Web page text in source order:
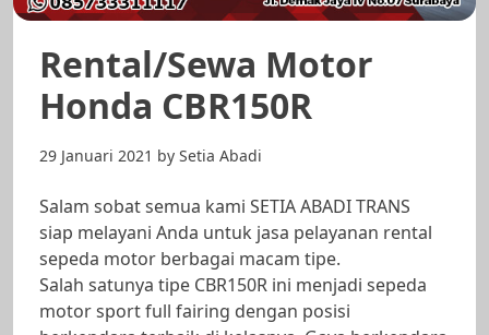
Rental/Sewa Motor
Honda CBR150R
29 Januari 2021 by Setia Abadi
Salam sobat semua kami SETIA ABADI TRANS
siap melayani Anda untuk jasa pelayanan rental
sepeda motor berbagai macam tipe.
Salah satunya tipe CBR150R ini menjadi sepeda
motor sport full fairing dengan posisi